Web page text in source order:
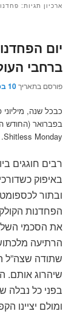
ארכיון תגיות:
יום
ברחבי
פורסם בתאריך10 בפברואר 2014
כבכל שנה, מיליוני
בפברואר (החודש
Shitless Monday.
רבים חוגגים
באיפוק
ובתור
הפחדנות
את הסכמי
הרתיעה
שתודה שצה”ל
שיהרוג אותם.
בפני כל נבלה
ומולם יציינו